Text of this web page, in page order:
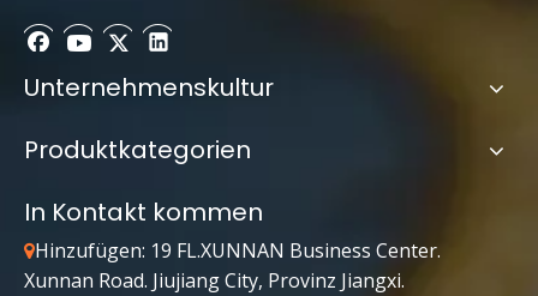
Unternehmenskultur
Produktkategorien
In Kontakt kommen
Hinzufügen: 19 FL.XUNNAN Business Center.
Xunnan Road. Jiujiang City, Provinz Jiangxi.